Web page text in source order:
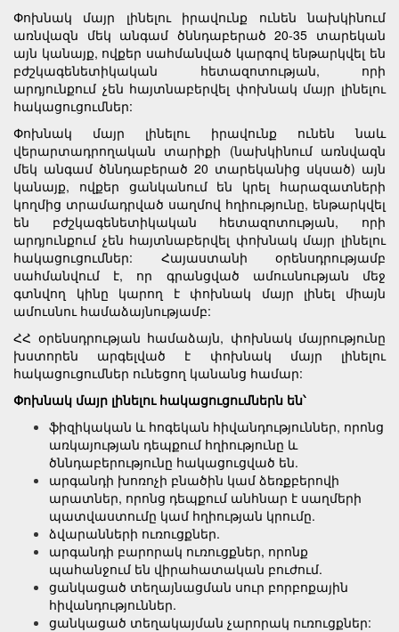
Փոխնակ մայր լինելու իրավունք ունեն նախկինում
առնվազն մեկ անգամ ծննդաբերած 20-35 տարեկան
այն կանայք, ովքեր սահմանված կարգով ենթարկվել են
բժշկագենետիկական հետազոտության, որի
արդյունքում չեն հայտնաբերվել փոխնակ մայր լինելու
հակացուցումներ:
Փոխնակ մայր լինելու իրավունք ունեն նաև
վերարտադրողական տարիքի (նախկինում առնվազն
մեկ անգամ ծննդաբերած 20 տարեկանից սկսած) այն
կանայք, ովքեր ցանկանում են կրել հարազատների
կողմից տրամադրված սաղմով հղիությունը, ենթարկվել
են բժշկագենետիկական հետազոտության, որի
արդյունքում չեն հայտնաբերվել փոխնակ մայր լինելու
հակացուցումներ: Հայաստանի օրենսդրությամբ
սահմանվում է, որ գրանցված ամուսնության մեջ
գտնվող կինը կարող է փոխնակ մայր լինել միայն
ամուսնու համաձայնությամբ:
ՀՀ օրենսդրության համաձայն, փոխնակ մայրությունը
խստորեն արգելված է փոխնակ մայր լինելու
հակացուցումներ ունեցող կանանց համար:
Փոխնակ մայր լինելու հակացուցումներն են՝
ֆիզիկական և հոգեկան հիվանդություններ, որոնց
առկայության դեպքում հղիությունը և
ծննդաբերությունը հակացուցված են.
արգանդի խոռոչի բնածին կամ ձեռքբերովի
արատներ, որոնց դեպքում անհնար է սաղմերի
պատվաստումը կամ հղիության կրումը.
ձվարանների ուռուցքներ.
արգանդի բարորակ ուռուցքներ, որոնք
պահանջում են վիրահատական բուժում.
ցանկացած տեղայնացման սուր բորբոքային
հիվանդություններ.
ցանկացած տեղակայման չարորակ ուռուցքներ: